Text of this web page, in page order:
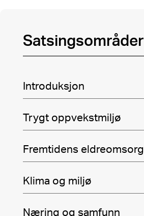
Utvid for flere av
Satsingsområder
Introduksjon
Trygt oppvekstmiljø
Fremtidens eldreomsorg
Klima og miljø
Næring og samfunn